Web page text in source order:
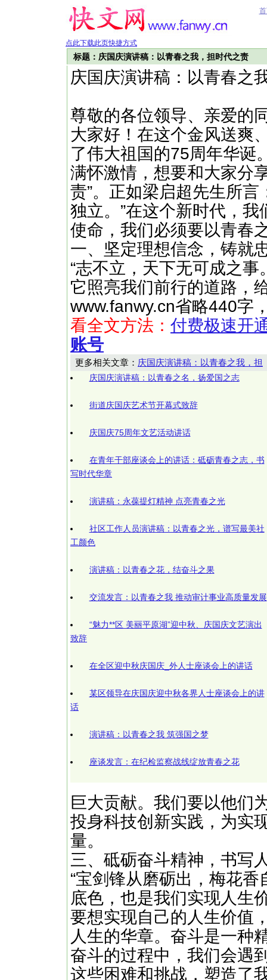
点此下载此页快捷方式
标题：庆国庆演讲稿：以青春之我，担时代之责
庆国庆演讲稿：以青春之
尊敬的各位领导、亲爱的
大家好！在这个金风送爽
了伟大祖国的75周年华诞
满怀激情，想要和大家分
责”。正如梁启超先生所
独立。”在这个新时代，
使命，我们必须要以青春
一、坚定理想信念，铸就
“志不立，天下无可成之
它照亮我们前行的道路
www.fanwy.cn省略440
看全文方法： 付费极速开
账号
更多相关文章： 庆国庆演讲稿：以青春之我，担
庆国庆演讲稿：以青春之名，扬爱国之志
街道庆国庆艺术节开幕式致辞
庆国庆75周年文艺活动讲话
在青年干部座谈会上的讲话：砥砺青春之志，书
写时代华章
演讲稿：永葆提灯精神 点亮青春之光
社区工作人员演讲稿：以青春之光，谱写最美社
工颜色
演讲稿：以青春之花，结奋斗之果
交流发言：以青春之我 推动审计事业高质量发展
“魅力**区 美丽平原湖”迎中秋、庆国庆文艺演出
致辞
在全区迎中秋庆国庆_外人士座谈会上的讲话
某区领导在庆国庆迎中秋各界人士座谈会上的讲
话
演讲稿：以青春之我 筑强国之梦
座谈发言：在纪检监察战线绽放青春之花
巨大贡献。我们要以他们
投身科技创新实践，为实
量。
三、砥砺奋斗精神，书写
“宝剑锋从磨砺出，梅花
底色，也是我们实现人生
要想实现自己的人生价值
人生的华章。奋斗是一种
奋斗的过程中，我们会遇
这些困难和挑战，塑造了